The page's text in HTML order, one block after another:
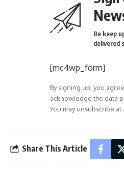
Be keep
delivered
[mc4wp_form]
By signing up, you
acknowledge the data
You may unsubscribe at
Share This Article